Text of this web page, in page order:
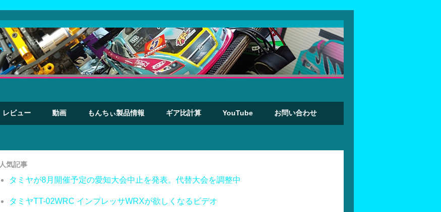
レビュー 動画 もんちぃ製品情報 ギア比計算 YouTube お問い合わせ
人気記事
タミヤが8月開催予定の愛知大会中止を発表。代替大会を調整中
タミヤTT-02WRC インプレッサWRXが欲しくなるビデオ